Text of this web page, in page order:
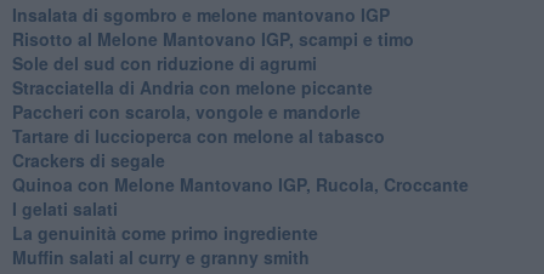
Insalata di sgombro e melone mantovano IGP
Risotto al Melone Mantovano IGP, scampi e timo
Sole del sud con riduzione di agrumi
Stracciatella di Andria con melone piccante
Paccheri con scarola, vongole e mandorle
Tartare di luccioperca con melone al tabasco
Crackers di segale
Quinoa con Melone Mantovano IGP, Rucola, Croccante
I gelati salati
La genuinità come primo ingrediente
Muffin salati al curry e granny smith